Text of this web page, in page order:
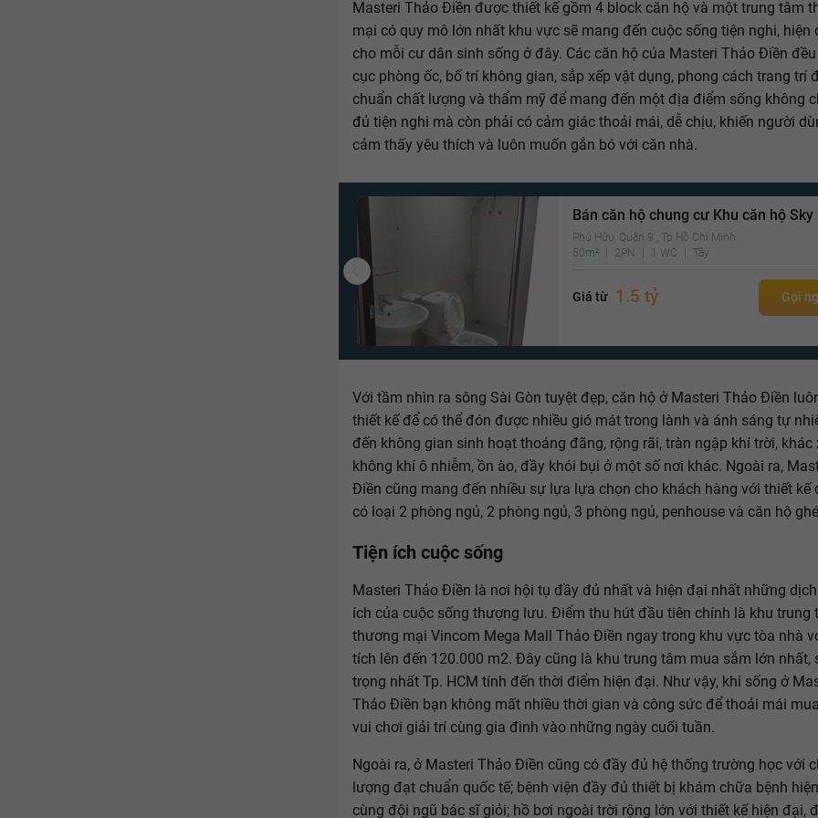
Masteri Thảo Điền được thiết kế gồm 4 block căn hộ và một trung tâm
mại có quy mô lớn nhất khu vực sẽ mang đến cuộc sống tiện nghi, hiện
cho mỗi cư dân sinh sống ở đây. Các căn hộ của Masteri Thảo Điền
cục phòng ốc, bố trí không gian, sắp xếp vật dụng, phong cách trang trí
chuẩn chất lượng và thẩm mỹ để mang đến một địa điểm sống không
đủ tiện nghi mà còn phải có cảm giác thoải mái, dễ chịu, khiến người
cảm thấy yêu thích và luôn muốn gắn bó với căn nhà.
Bán căn hộ chung cư Khu căn hộ Sky
Phú Hữu, Quận 9 , Tp Hồ Chí Minh
50m²
2PN 1 WC Tây
Giá từ 1.5 tỷ Gọi
Với tầm nhìn ra sông Sài Gòn tuyệt đẹp, căn hộ ở Masteri Thảo Điền
thiết kế để có thể đón được nhiều gió mát trong lành và ánh sáng tự
đến không gian sinh hoạt thoáng đãng, rộng rãi, tràn ngập khí trời, khác
không khí ô nhiễm, ồn ào, đầy khói bụi ở một số nơi khác. Ngoài ra,
Điền cũng mang đến nhiều sự lựa lựa chọn cho khách hàng với thiết kế
có loại 2 phòng ngủ, 2 phòng ngủ, 3 phòng ngủ, penhouse và căn hộ
Tiện ích cuộc sống
Masteri Thảo Điền là nơi hội tụ đầy đủ nhất và hiện đại nhất những
ích của cuộc sống thượng lưu. Điểm thu hút đầu tiên chính là khu trung
thương mại Vincom Mega Mall Thảo Điền ngay trong khu vực tòa nhà
tích lên đến 120.000 m2. Đây cũng là khu trung tâm mua sắm lớn nhất,
trọng nhất Tp. HCM tính đến thời điểm hiện đại. Như vậy, khi sống ở
Thảo Điền bạn không mất nhiều thời gian và công sức để thoải mái
vui chơi giải trí cùng gia đình vào những ngày cuối tuần.
Ngoài ra, ở Masteri Thảo Điền cũng có đầy đủ hệ thống trường học với
lượng đạt chuẩn quốc tế; bệnh viện đầy đủ thiết bị khám chữa bệnh
cùng đội ngũ bác sĩ giỏi; hồ bơi ngoài trời rộng lớn với thiết kế hiện đại,